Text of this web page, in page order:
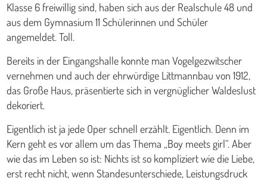
Klasse 6 freiwillig sind, haben sich aus der Realschule 48 und
aus dem Gymnasium 11 Schülerinnen und Schüler
angemeldet. Toll.
Bereits in der Eingangshalle konnte man Vogelgezwitscher
vernehmen und auch der ehrwürdige Littmannbau von 1912,
das Große Haus, präsentierte sich in vergnüglicher Waldeslust
dekoriert.
Eigentlich ist ja jede Oper schnell erzählt. Eigentlich. Denn im
Kern geht es vor allem um das Thema „Boy meets girl“. Aber
wie das im Leben so ist: Nichts ist so kompliziert wie die Liebe,
erst recht nicht, wenn Standesunterschiede, Leistungsdruck